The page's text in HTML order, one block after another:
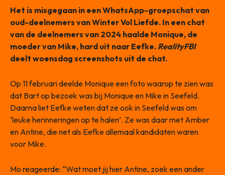
Het is misgegaan in een WhatsApp-groepschat van
oud-deelnemers van Winter Vol Liefde. In een chat
van de deelnemers van 2024 haalde Monique, de
moeder van Mike, hard uit naar Eefke. RealityFBI
deelt woensdag screenshots uit de chat.
Op 11 februari deelde Monique een foto waarop te zien was
dat Bart op bezoek was bij Monique en Mike in Seefeld.
Daarna liet Eefke weten dat ze ook in Seefeld was om
‘leuke herinneringen op te halen’. Ze was daar met Amber
en Antine, die net als Eefke allemaal kandidaten waren
voor Mike.
Mo reageerde: “Wat moet jij hier Antine, zoek een ander